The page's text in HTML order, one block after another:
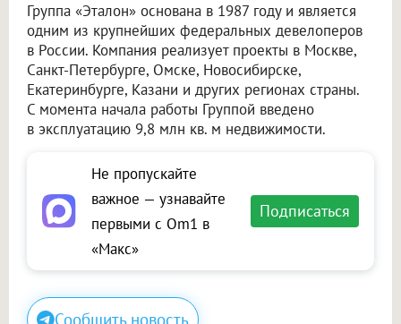
Группа «Эталон» основана в 1987 году и является
одним из крупнейших федеральных девелоперов
в России. Компания реализует проекты в Москве,
Санкт-Петербурге, Омске, Новосибирске,
Екатеринбурге, Казани и других регионах страны.
С момента начала работы Группой введено
в эксплуатацию 9,8 млн кв. м недвижимости.
Не пропускайте
важное — узнавайте
первыми с Om1 в
«Макс»
Подписаться
Сообщить новость